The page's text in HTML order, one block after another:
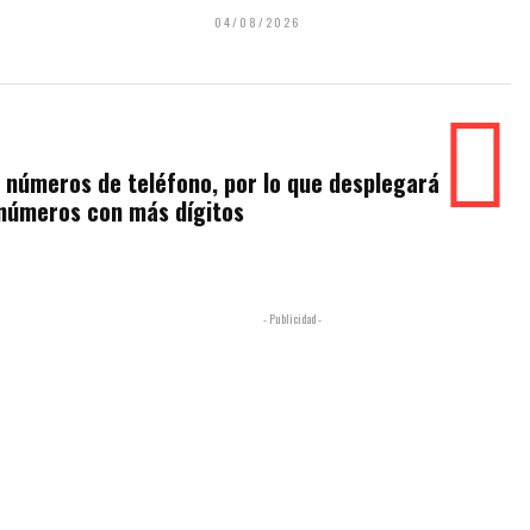
04/08/2026
de teléfono, por lo que desplegará
con más dígitos
- Publicidad -